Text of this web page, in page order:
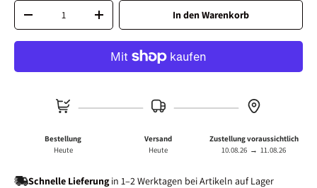
Anzahl
-
+ In den Warenkorb
Bestellung
Heute
Versand
Heute
Zustellung voraussichtlich
10.08.26 → 11.08.26
Schnelle Lieferungin 1–2 Werktagen bei Artikeln auf Lager